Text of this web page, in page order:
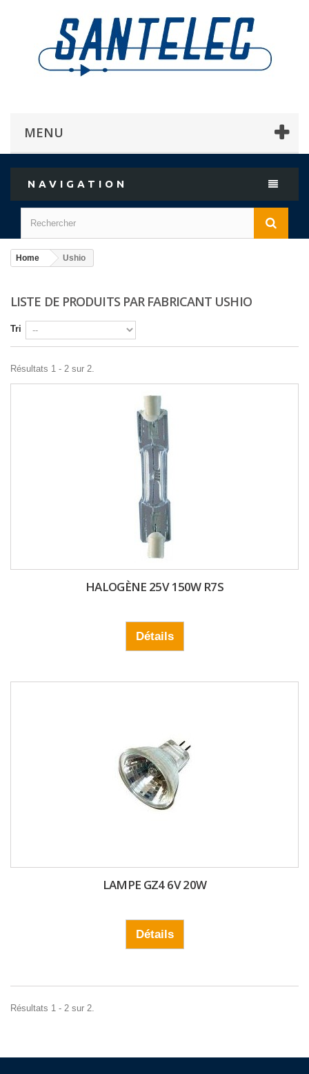
MENU
NAVIGATION
Home Ushio
LISTE DE PRODUITS PAR FABRICANT USHIO
Tri
Résultats 1 - 2 sur 2.
HALOGÈNE 25V 150W R7S
Détails
LAMPE GZ4 6V 20W
Détails
Résultats 1 - 2 sur 2.